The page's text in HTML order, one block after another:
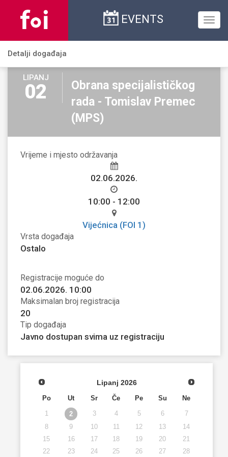
EVENTS
Detalji događaja
LIPANJ
02
Obrana specijalističkog
rada - Tomislav Premec
(MPS)
Vrijeme i mjesto održavanja
02.06.2026.
10:00 - 12:00
Vijećnica (FOI 1)
Vrsta događaja
Ostalo
Registracije moguće do
02.06.2026. 10:00
Maksimalan broj registracija
20
Tip događaja
Javno dostupan svima uz registraciju
Lipanj 2026
Po Ut Sr Če Pe Su Ne
1 2 3 4 5 6
7
8
9 10 11 12 13
14
15
16 17 18 19 20
21
22
23 24 25 26 27 28